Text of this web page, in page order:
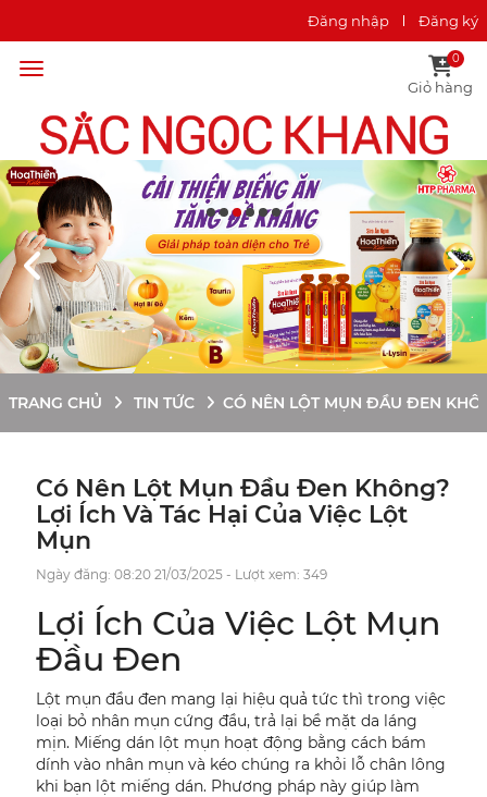
Đăng nhập Đăng ký
Giỏ hàng
0
TRANG CHỦ TIN TỨC CÓ NÊN LỘT MỤN ĐẦU ĐEN
Có Nên Lột Mụn Đầu Đen Không?
Lợi Ích Và Tác Hại Của Việc Lột
Mụn
Ngày đăng: 08:20 21/03/2025 - Lượt xem: 349
Lợi Ích Của Việc Lột Mụn
Đầu Đen
Lột mụn đầu đen mang lại hiệu quả tức thì trong việc
loại bỏ nhân mụn cứng đầu, trả lại bề mặt da láng
mịn. Miếng dán lột mụn hoạt động bằng cách bám
dính vào nhân mụn và kéo chúng ra khỏi lỗ chân lông
khi bạn lột miếng dán. Phương pháp này giúp làm